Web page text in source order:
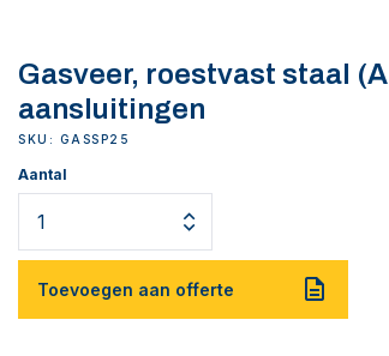
Gasveer, roestvast staal
aansluitingen
SKU: GASSP25
Aantal
Toevoegen aan offerte